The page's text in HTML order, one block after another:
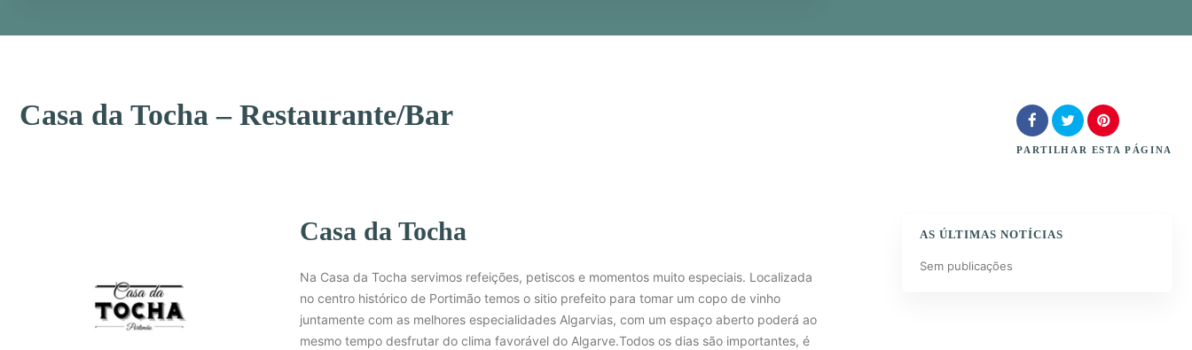
Casa da Tocha – Restaurante/Bar
PARTILHAR ESTA PÁGINA
Casa da Tocha
Na Casa da Tocha servimos refeições, petiscos e momentos muito especiais. Localizada
no centro histórico de Portimão temos o sitio prefeito para tomar um copo de vinho
juntamente com as melhores especialidades Algarvias, com um espaço aberto poderá ao
mesmo tempo desfrutar do clima favorável do Algarve.Todos os dias são importantes, é
AS ÚLTIMAS NOTÍCIAS
Sem publicações